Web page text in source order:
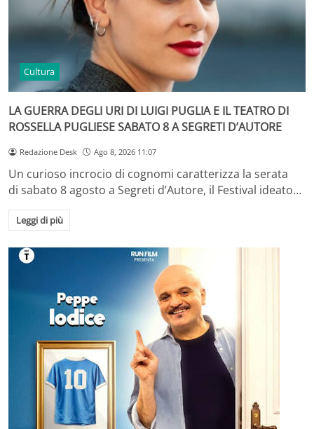
Cultura
LA GUERRA DEGLI URI DI LUIGI PUGLIA E IL TEATRO DI
ROSSELLA PUGLIESE SABATO 8 A SEGRETI D’AUTORE
Redazione Desk Ago 8, 2026 11:07
Un curioso incrocio di cognomi caratterizza la serata
di sabato 8 agosto a Segreti d’Autore, il Festival ideato…
Leggi di più